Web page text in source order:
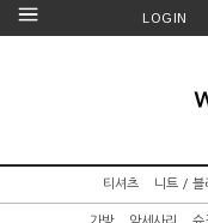
LOGIN
티셔츠 니트 / 블